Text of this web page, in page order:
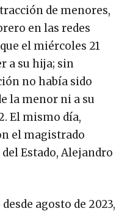
de menores,
en las redes
el miércoles 21
a su hija; sin
no había sido
la menor ni a su
El mismo día,
el magistrado
Estado, Alejandro
agosto de 2023,